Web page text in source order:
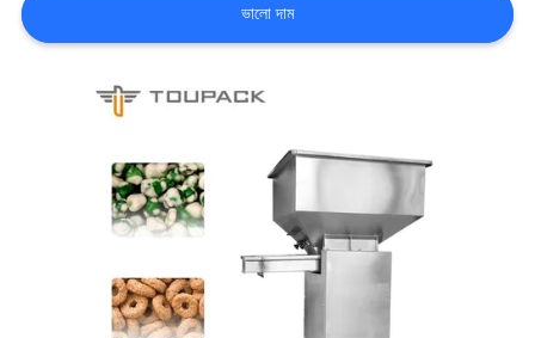
খবর
ভালো দাম